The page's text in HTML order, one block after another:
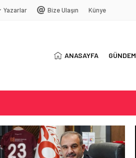
Yazarlar Bize Ulaşın Künye
ANASAYFA GÜNDEM